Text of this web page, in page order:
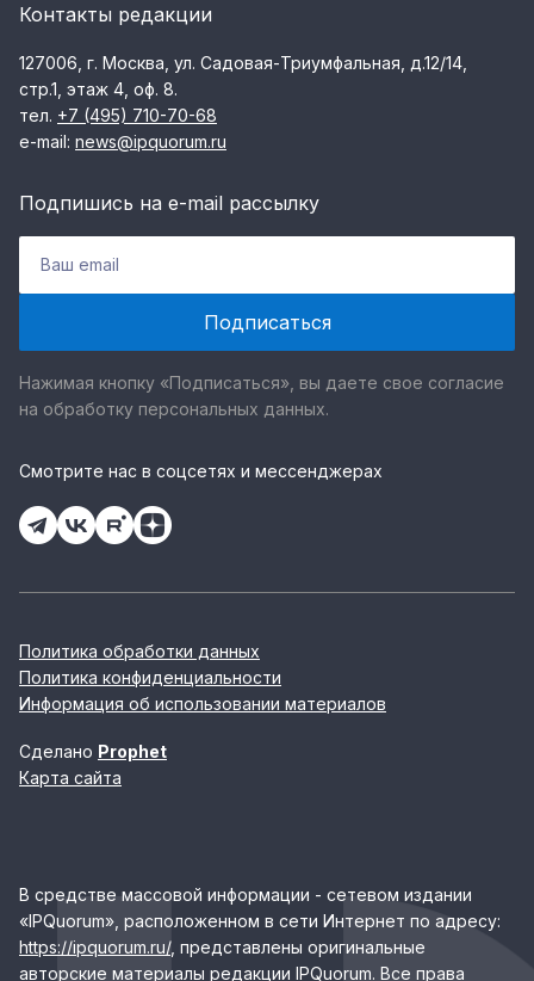
Контакты редакции
127006, г. Москва, ул. Садовая-Триумфальная, д.12/14,
стр.1, этаж 4, оф. 8.
тел. +7 (495) 710-70-68
e-mail: news@ipquorum.ru
Подпишись на e-mail рассылку
Нажимая кнопку «Подписаться», вы даете свое согласие
на обработку персональных данных.
Смотрите нас в соцсетях и мессенджерах
Политика обработки данных
Политика конфиденциальности
Информация об использовании материалов
Сделано Prophet
Карта сайта
В средстве массовой информации - сетевом издании
«IPQuorum», расположенном в сети Интернет по адресу:
https://ipquorum.ru/, представлены оригинальные
авторские материалы редакции IPQuorum. Все права